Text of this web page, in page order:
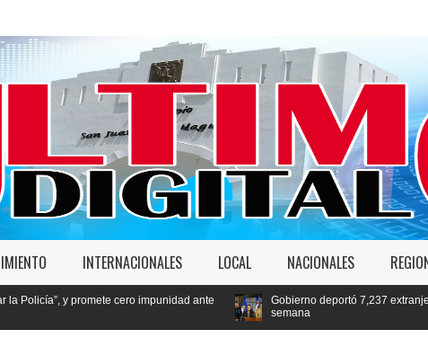
INTERNACIONALES LOCAL NACIONALES
cero impunidad ante
Gobierno deportó 7,237 extranjeros en condición